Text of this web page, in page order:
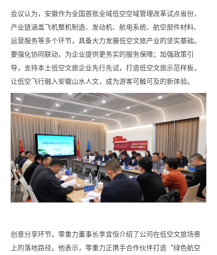
会议认为，安徽作为全国首批全域低空空域管理改革试点省份，
产业链涵盖飞机整机制造、发动机、航电系统、航空部件材料、
运营服务等多个环节，具备大力发展低空文旅产业的坚实基础。
要强化协同联动，为企业提供更务实的服务保障；加强政策引
导，支持本土低空文旅企业先行先试，打造低空文旅示范样板，
让低空飞行融入安徽山水人文，成为游客可触可及的新体验。
创意分享环节，零重力董事长李宜恒介绍了公司在低空文旅场景
上的落地路径。他表示，零重力正携手合作伙伴打造“绿色航空